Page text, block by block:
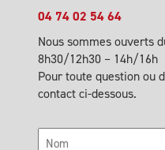
04 74 02 54 64
Nous sommes ouverts
8h30/12h30 – 14h/16h
Pour toute question ou
contact ci-dessous.
Nom